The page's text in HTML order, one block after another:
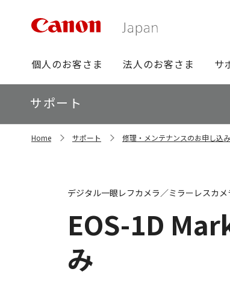
グ
ロ
ー
バ
ビ
個人のお客さま 法人のお客さま サ
ロ
ー
カ
ル
サポート
Home サポート 修理・メンテナンスのお申し込み
EOS-1D
み
デジタル一眼レフカメラ／ミラーレスカメ